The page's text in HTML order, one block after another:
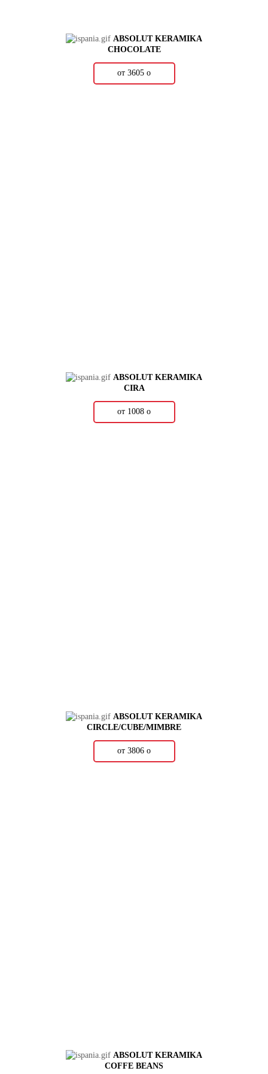
ABSOLUT KERAMIKA
CHOCOLATE
от 3605 о
ABSOLUT KERAMIKA
CIRA
от 1008 о
ABSOLUT KERAMIKA
CIRCLE/CUBE/MIMBRE
от 3806 о
ABSOLUT KERAMIKA
COFFE BEANS